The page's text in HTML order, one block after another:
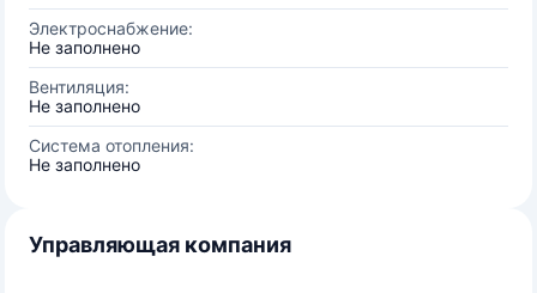
Электроснабжение:
Не заполнено
Вентиляция:
Не заполнено
Система отопления:
Не заполнено
Управляющая компания